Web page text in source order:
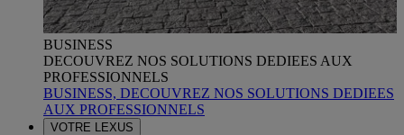
BUSINESS
DECOUVREZ NOS SOLUTIONS DEDIEES AUX
PROFESSIONNELS
BUSINESS, DECOUVREZ NOS SOLUTIONS DEDIEES
AUX PROFESSIONNELS
VOTRE LEXUS